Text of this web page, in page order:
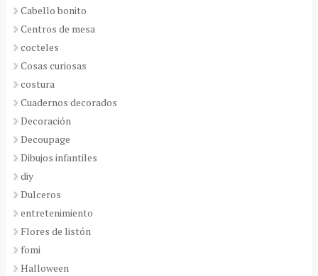
Cabello bonito
Centros de mesa
cocteles
Cosas curiosas
costura
Cuadernos decorados
Decoración
Decoupage
Dibujos infantiles
diy
Dulceros
entretenimiento
Flores de listón
fomi
Halloween